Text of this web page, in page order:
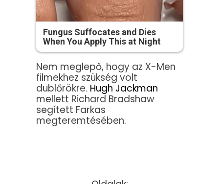
Fungus Suffocates and Dies
When You Apply This at Night
Nem meglepő, hogy az X-Men
filmekhez szükség volt
dublőrökre. Hugh Jackman
mellett Richard Bradshaw
segített Farkas
megteremtésében.